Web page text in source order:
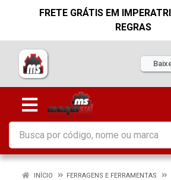
FRETE GRÁTIS EM
REGRAS
INÍCIO
FERRAGENS E FERRAMENTAS